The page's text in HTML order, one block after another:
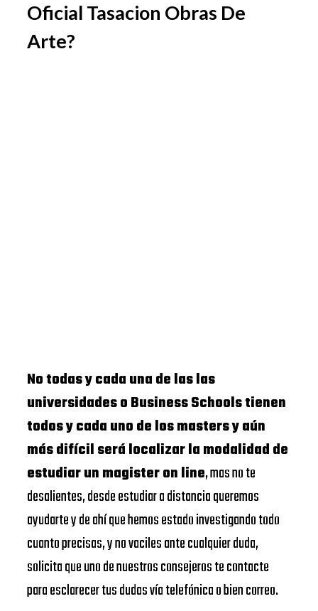
Oficial Tasacion Obras De
Arte?
No todas y cada una de las las
universidades o Business Schools tienen
todos y cada uno de los masters y aún
más difícil será localizar la modalidad de
estudiar un magister on line, mas no te
desalientes, desde estudiar a distancia queremos
ayudarte y de ahí que hemos estado investigando todo
cuanto precisas, y no vaciles ante cualquier duda,
solicita que uno de nuestros consejeros te contacte
para esclarecer tus dudas vía telefónica o bien correo.